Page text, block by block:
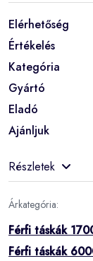
Elérhetőség
Értékelés
Kategória
Gyártó
Eladó
Ajánljuk
Részletek
Árkategória:
Férfi táskák
Férfi táskák